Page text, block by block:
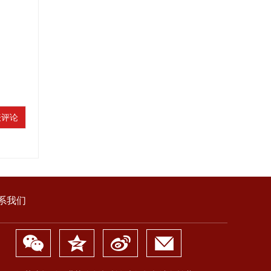
论
我们